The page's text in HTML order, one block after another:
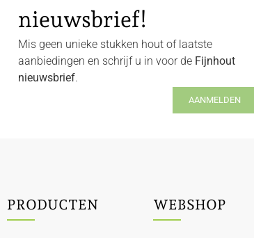
nieuwsbrief!
Mis geen unieke stukken hout of laatste
aanbiedingen en schrijf u in voor de Fijnhout
nieuwsbrief.
AANMELDEN
PRODUCTEN WEBSHOP